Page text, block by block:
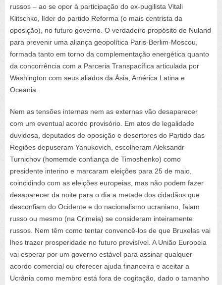
russos – ao se opor à participação do ex-pugilista Vitali
Klitschko, líder do partido Reforma (o mais centrista da
oposição), no futuro governo. O verdadeiro propósito de Nuland
para prevenir uma aliança geopolítica Paris-Berlim-Moscou,
formada tanto em torno da complementação energética quanto
da concorrência com a Parceria Transpacífica articulada por
Washington com seus aliados da Ásia, América Latina e
Oceania.
Nem as tensões internas nem as externas vão desaparecer
com um eventual acordo provisório. Em atos de legalidade
duvidosa, deputados de oposição e desertores do Partido das
Regiões depuseram Yanukovich, escolheram Aleksandr
Turnichov (homemde confiança de Timoshenko) como
presidente interino e marcaram eleições para 25 de maio,
coincidindo com as eleições europeias, mas não podem fazer
desaparecer da noite para o dia a metade dos cidadãos que
desconfiam do Ocidente e do nacionalismo ucraniano, falam
russo ou mesmo (na Crimeia) se consideram inteiramente
russos. Nem têm como tentar convencê-los de que Bruxelas vai
lhes trazer prosperidade no futuro previsível. A União Europeia
vai esperar por um governo estável para assinar qualquer
acordo comercial ou oferecer ajuda financeira e aceitar a
Ucrânia como membro está fora de cogitação, dado o tamanho